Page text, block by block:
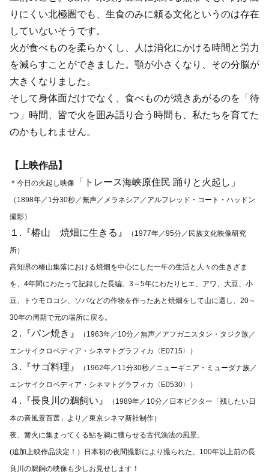
りにくい北極圏でも、生食のみに頼る文化というのは存在
していないそうです。
火が食べものを柔らかくし、人は消化にかける時間と労力
を減らすことができました。顎が小さくなり、その分脳が
大きくなりました。
そして身体面だけでなく、食べものが焼きあがるのを「待
つ」時間、皆で火を囲み語り合う時間も、私たちを育てた
のかもしれません。
【上映作品】
＊今日の火起し映像 「トレース海峡原住民 踊りと火起し」
（1898年／1分30秒／無声／メラネシア／アルフレッド・コート・ハッドン
撮影）
１.『椿山 焼畑に生きる』
（1977年／95分／民族文化映像研究
所）
高知県の椿山集落における焼畑を中心にした一年の生活と人々の生きざま
を、4年間にわたって記録した長編。3～5年にわたりヒエ、アワ、大豆、小
豆、トウモロコシ、ソバなどの作物を作ったあと焼畑をして山に還し、20～
30年の周期で元の場所に戻る。
２.『パン焼き』
（1963年／10分／無声／アフガニスタン・タジク族／
エンサイクロペディア・シネマトグラフィカ〈E0715〉）
３.『サゴ料理』
（1962年／11分30秒／ニューギニア・ミューダナ族／
エンサイクロペディア・シネマトグラフィカ〈E0530〉）
４.『長良川の鵜飼い』
（1989年／10分／日本ビクター「残したい日
本の音風景百選」より／東京シネマ新社制作）
夜、篝火に集まってくる鮎を鵜に獲らせる古代漁法の風景。
(追加上映作品決定！）日本初の夜間撮影により撮られた、100年以上前の長
良川の鵜飼の映像も少しお見せします！